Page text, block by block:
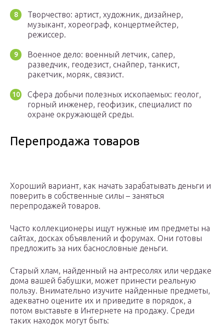
Творчество: артист, художник, дизайнер,
музыкант, хореограф, концертмейстер,
режиссер.
Военное дело: военный летчик, сапер,
разведчик, геодезист, снайпер, танкист,
ракетчик, моряк, связист.
Сфера добычи полезных ископаемых: геолог,
горный инженер, геофизик, специалист по
охране окружающей среды.
Перепродажа товаров
Хороший вариант, как начать зарабатывать деньги и
поверить в собственные силы – заняться
перепродажей товаров.
Часто коллекционеры ищут нужные им предметы на
сайтах, досках объявлений и форумах. Они готовы
предложить за них баснословные деньги.
Старый хлам, найденный на антресолях или чердаке
дома вашей бабушки, может принести реальную
пользу. Внимательно изучите найденные предметы,
адекватно оцените их и приведите в порядок, а
потом выставьте в Интернете на продажу. Среди
таких находок могут быть: